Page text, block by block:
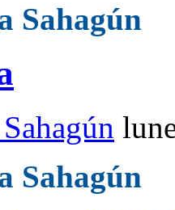
Sahagún
Sahagún